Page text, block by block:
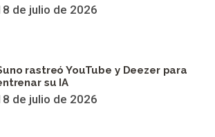
de julio de 2026
rastreó YouTube y Deezer para
su IA
de julio de 2026